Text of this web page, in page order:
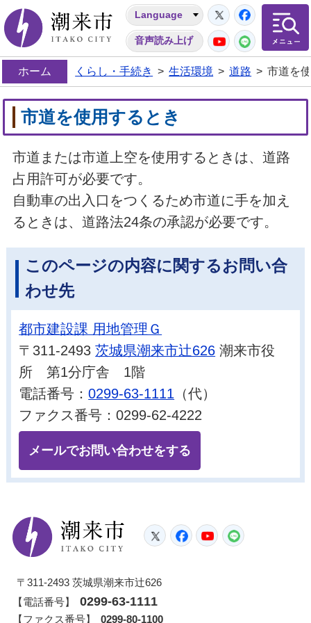
潮来市
Language
音声読み上げ
Twitter
YouTube
LINE
ホーム くらし・手続き > 生活環境 > 道路 > 市道を
市道を使用するとき
市道または市道上空を使用するときは、道路
占用許可が必要です。
自動車の出入口をつくるため市道に手を加え
るときは、道路法24条の承認が必要です。
このページの内容に関するお問い合
わせ先
都市建設課 用地管理Ｇ
〒311-2493茨城県潮来市辻626 潮来市役
所 第1分庁舎 1階
電話番号：0299-63-1111 （代）
ファクス番号：0299-62-4222
メールでお問い合わせをする
潮来市
TwitterFacebook
YouTube
〒311-2493 茨城県潮来市辻626
【電話番号】
0299-63-1111
【ファクス番号】 0299-80-1100